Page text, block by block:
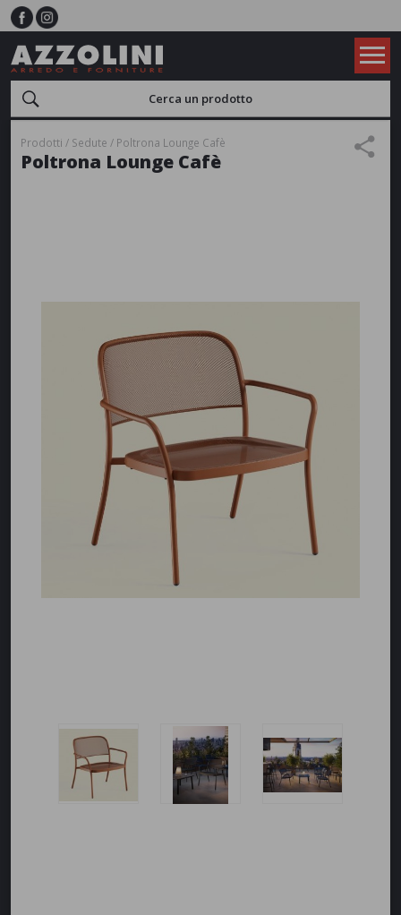
Prodotti Sedute Poltrona Lounge Cafè
Poltrona Lounge Cafè